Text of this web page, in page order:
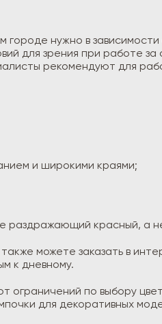
нужно в зависимости
для зрения при работе
рекомендуют для
и широкими краями;
раздражающий красный, а
можете заказать в
к дневному.
ограничений по выбору
для декоративных